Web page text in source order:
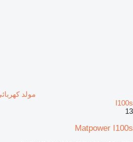
I100s
13
Matpower I100s